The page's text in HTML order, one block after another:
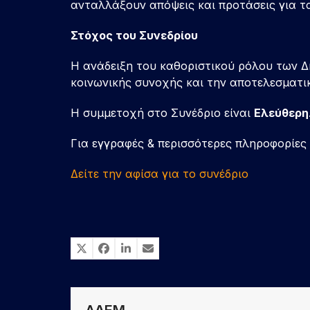
ανταλλάξουν απόψεις και προτάσεις για
Στόχος του Συνεδρίου
Η ανάδειξη του καθοριστικού ρόλου των
κοινωνικής συνοχής και την
Η συμμετοχή στο Συνέδριο είναι Ελεύθερη
Για εγγραφές & περισσότερες
Δείτε την αφίσα για το συνέδριο